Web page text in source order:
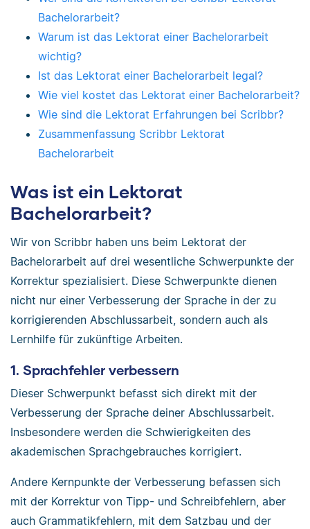
Bachelorarbeit?
Warum ist das Lektorat einer Bachelorarbeit
wichtig?
Ist das Lektorat einer Bachelorarbeit legal?
Wie viel kostet das Lektorat einer Bachelorarbeit?
Wie sind die Lektorat Erfahrungen bei Scribbr?
Zusammenfassung Scribbr Lektorat
Bachelorarbeit
Was ist ein Lektorat
Bachelorarbeit?
Wir von Scribbr haben uns beim Lektorat der
Bachelorarbeit auf drei wesentliche Schwerpunkte der
Korrektur spezialisiert. Diese Schwerpunkte dienen
nicht nur einer Verbesserung der Sprache in der zu
korrigierenden Abschlussarbeit, sondern auch als
Lernhilfe für zukünftige Arbeiten.
1. Sprachfehler verbessern
Dieser Schwerpunkt befasst sich direkt mit der
Verbesserung der Sprache deiner Abschlussarbeit.
Insbesondere werden die Schwierigkeiten des
akademischen Sprachgebrauches korrigiert.
Andere Kernpunkte der Verbesserung befassen sich
mit der Korrektur von Tipp- und Schreibfehlern, aber
auch Grammatikfehlern, mit dem Satzbau und der